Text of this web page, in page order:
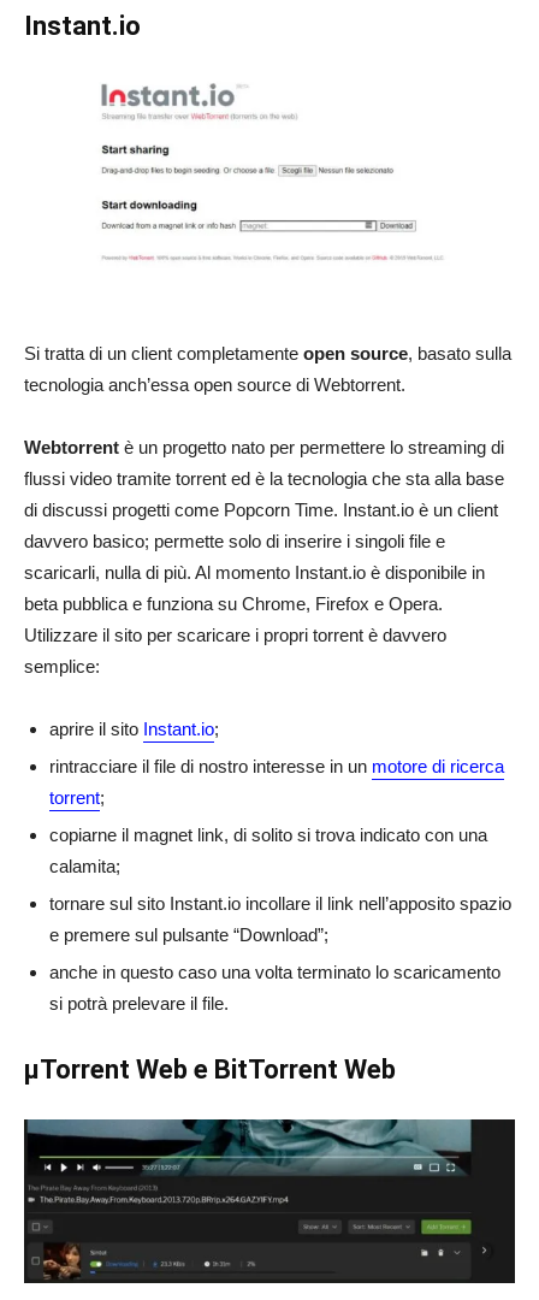
Instant.io
Si tratta di un client completamente open source, basato sulla
tecnologia anch’essa open source di Webtorrent.
Webtorrent è un progetto nato per permettere lo streaming di
flussi video tramite torrent ed è la tecnologia che sta alla base
di discussi progetti come Popcorn Time. Instant.io è un client
davvero basico; permette solo di inserire i singoli file e
scaricarli, nulla di più. Al momento Instant.io è disponibile in
beta pubblica e funziona su Chrome, Firefox e Opera.
Utilizzare il sito per scaricare i propri torrent è davvero
semplice:
aprire il sito Instant.io;
rintracciare il file di nostro interesse in un motore di ricerca
torrent;
copiarne il magnet link, di solito si trova indicato con una
calamita;
tornare sul sito Instant.io incollare il link nell’apposito spazio
e premere sul pulsante “Download”;
anche in questo caso una volta terminato lo scaricamento
si potrà prelevare il file.
μTorrent Web e BitTorrent Web